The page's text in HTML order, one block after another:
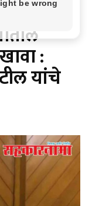
:
यांचे